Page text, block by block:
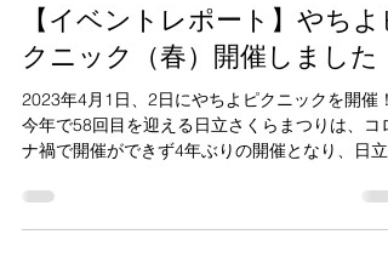
2023年4月5日
読了時間: 2分
【イベントレポート】やちよ
クニック（春）開催しました
2023年4月1日、2日にやちよピクニックを開催！
ナ禍で開催ができず4年ぶりの開催となり、日立
内だけでなく、市外、県外の方がお越しになり、